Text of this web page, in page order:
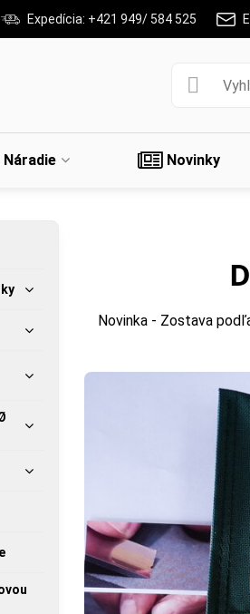
Expedícia: +421 949/ 584 525
Náradie Novinky
Novinka - Zostava